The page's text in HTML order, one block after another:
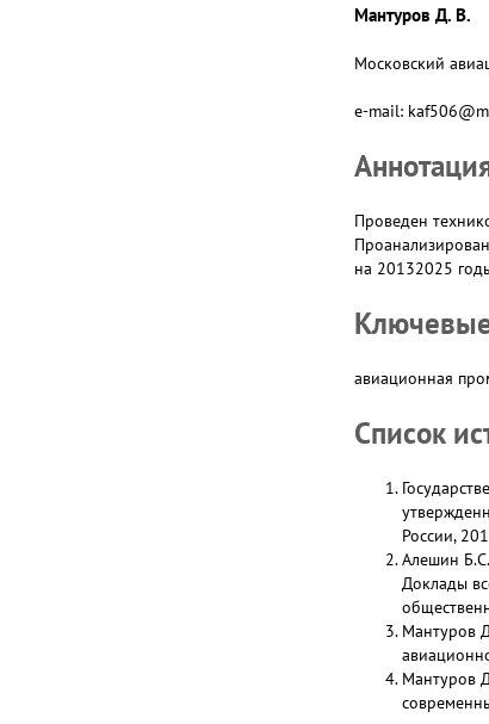
Мантуров Д. В.
Московский
e-mail:
Проведен
на 20132025
авиационная
Список
России,
Алешин
Доклады
Мантуров
Мантуров